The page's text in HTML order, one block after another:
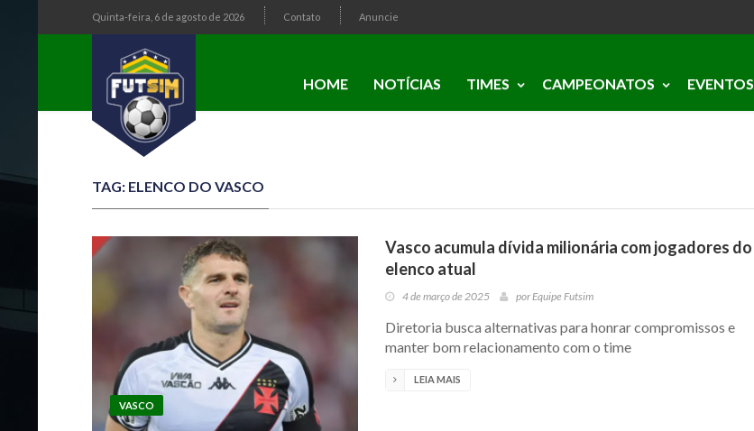
Quinta-feira, 6 de agosto de 2026 Contato Anuncie
HOME NOTÍCIAS TIMES CAMPEONATOS EVENTOS
TAG: ELENCO DO VASCO
VASCO
Vasco acumula dívida milionária com jogadores do
elenco atual
4 de março de 2025 porEquipe Futsim
Diretoria busca alternativas para honrar compromissos e
manter bom relacionamento com o time
LEIA MAIS